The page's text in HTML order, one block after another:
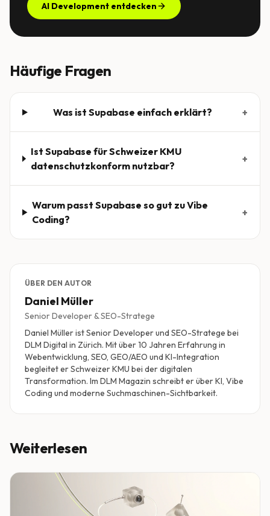
AI Development entdecken
Häufige Fragen
Was ist Supabase einfach erklärt? +
Ist Supabase für Schweizer KMU
datenschutzkonform nutzbar?
+
Warum passt Supabase so gut zu Vibe
Coding?
+
ÜBER DEN AUTOR
Daniel Müller
Senior Developer & SEO-Stratege
Daniel Müller ist Senior Developer und SEO-Stratege bei
DLM Digital in Zürich. Mit über 10 Jahren Erfahrung in
Webentwicklung, SEO, GEO/AEO und KI-Integration
begleitet er Schweizer KMU bei der digitalen
Transformation. Im DLM Magazin schreibt er über KI, Vibe
Coding und moderne Suchmaschinen-Sichtbarkeit.
Weiterlesen